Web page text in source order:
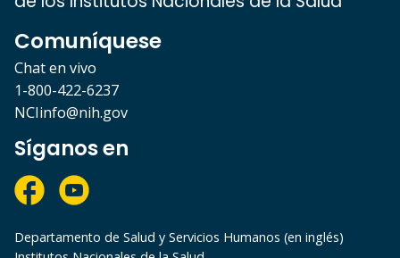
Comuníquese
Chat en vivo
1-800-422-6237
NCIinfo@nih.gov
Síganos en
Departamento de Salud y Servicios Humanos (en inglés)